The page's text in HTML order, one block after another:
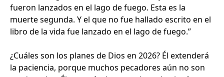
fueron lanzados en el lago de fuego. Esta es la
muerte segunda. Y el que no fue hallado escrito en el
libro de la vida fue lanzado en el lago de fuego.”
¿Cuáles son los planes de Dios en 2026? Él extenderá
la paciencia, porque muchos pecadores aún no son